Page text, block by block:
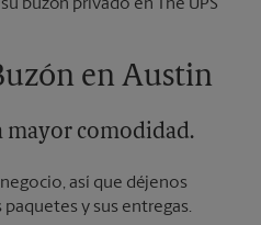
en Austin
mayor comodidad.
así que déjenos
y sus entregas.